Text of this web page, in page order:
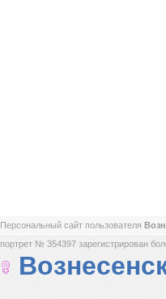
Персональный сайт пользователя
портрет № 354397 зарегистрирован